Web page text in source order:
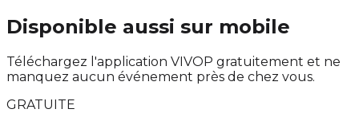
Disponible aussi sur mobile
Téléchargez l'application VIVOP gratuitement et ne
manquez aucun événement près de chez vous.
GRATUITE